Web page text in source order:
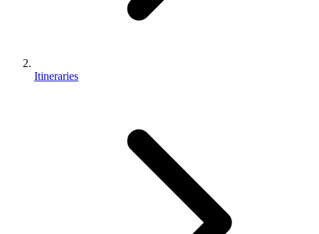
Itineraries